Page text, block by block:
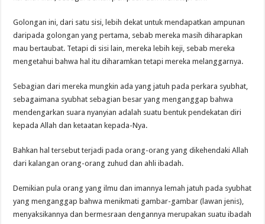
Golongan ini, dari satu sisi, lebih dekat untuk mendapatkan ampunan
daripada golongan yang pertama, sebab mereka masih diharapkan
mau bertaubat. Tetapi di sisi lain, mereka lebih keji, sebab mereka
mengetahui bahwa hal itu diharamkan tetapi mereka melanggarnya.
Sebagian dari mereka mungkin ada yang jatuh pada perkara syubhat,
sebagaimana syubhat sebagian besar yang menganggap bahwa
mendengarkan suara nyanyian adalah suatu bentuk pendekatan diri
kepada Allah dan ketaatan kepada-Nya.
Bahkan hal tersebut terjadi pada orang-orang yang dikehendaki Allah
dari kalangan orang-orang zuhud dan ahli ibadah.
Demikian pula orang yang ilmu dan imannya lemah jatuh pada syubhat
yang menganggap bahwa menikmati gambar-gambar (lawan jenis),
menyaksikannya dan bermesraan dengannya merupakan suatu ibadah